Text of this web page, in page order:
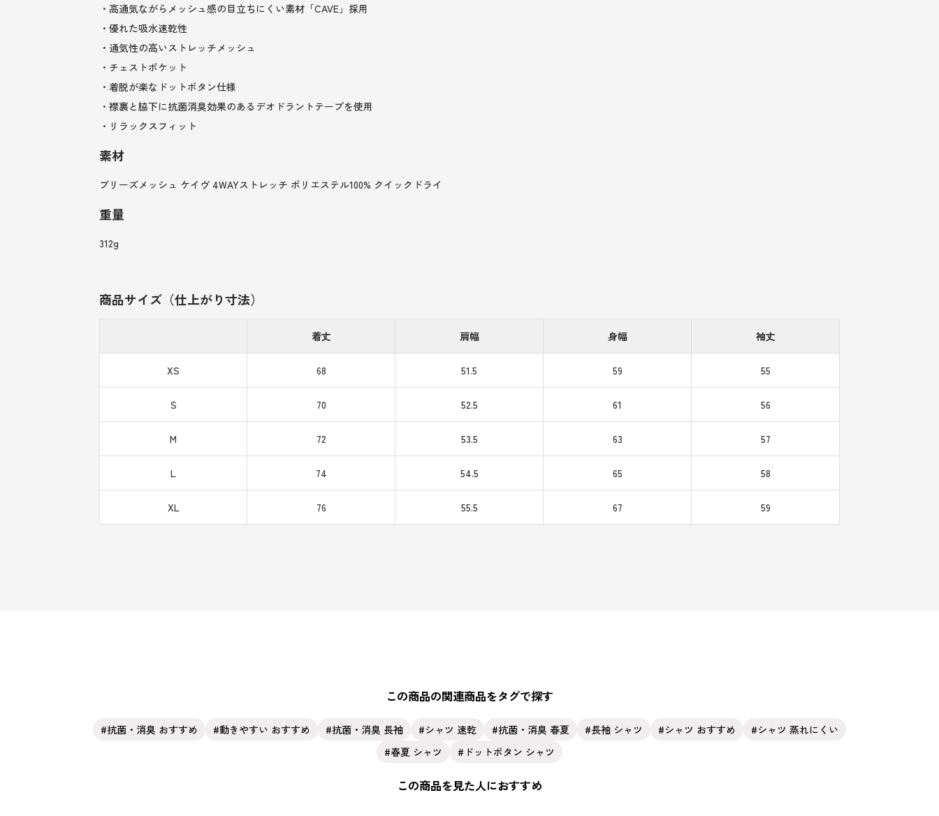
・高通気ながらメッシュ感の目立ちにくい素材「CAVE」採用
・優れた吸水速乾性
・通気性の高いストレッチメッシュ
・チェストポケット
・着脱が楽なドットボタン仕様
・襟裏と脇下に抗菌消臭効果のあるデオドラントテープを使用
・リラックスフィット
素材
ブリーズメッシュ ケイヴ 4WAYストレッチ ポリエステル100% クイックドライ
重量
312g
商品サイズ（仕上がり寸法）
着丈 肩幅 身幅 袖丈
XS 68 51.5 59 55
S 70 52.5 61 56
M 72 53.5 63 57
L 74 54.5 65 58
XL 76 55.5 67 59
この商品の関連商品をタグで探す
抗菌・消臭 おすすめ 動きやすい おすすめ 抗菌・消臭 長袖 シャツ 速乾 抗菌・消臭 春夏 長袖 シャツ シャツ おすすめ
シャツ 蒸れにくい
春夏 シャツ
ドットボタン シャツ
この商品を見た人におすすめ